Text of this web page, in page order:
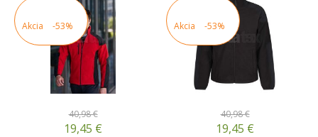
Akcia -53%
40,98 €
19,45 €
Akcia -53%
40,98 €
19,45 €